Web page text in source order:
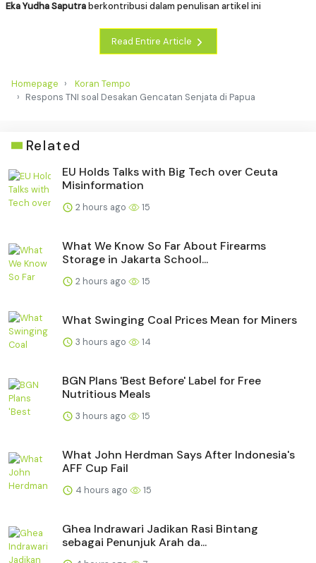
Eka Yudha Saputraberkontribusi dalam penulisan artikel ini
Read Entire Article
Homepage
Koran Tempo
Respons TNI soal Desakan Gencatan Senjata di Papua
Related
EU Holds Talks with Big Tech over Ceuta
Misinformation
2 hours ago 15
What We Know So Far About Firearms
Storage in Jakarta School...
2 hours ago 15
What Swinging Coal Prices Mean for Miners
3 hours ago 14
BGN Plans 'Best Before' Label for Free
Nutritious Meals
3 hours ago 15
What John Herdman Says After Indonesia's
AFF Cup Fail
4 hours ago 15
Ghea Indrawari Jadikan Rasi Bintang
sebagai Penunjuk Arah da...